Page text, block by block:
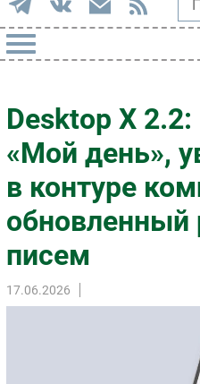
Импорто­замещение
Автоматизация
Интернет
Мобильная связь
Фиксированная связь
Интеграция
Рынок ПК
Маркетинг
Desktop X 2.2:
«Мой день»,
в контуре
обновленный
писем
17.06.2026